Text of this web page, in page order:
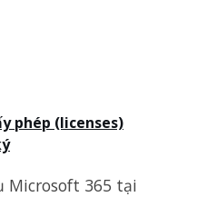
phép (licenses)
Microsoft 365 tại